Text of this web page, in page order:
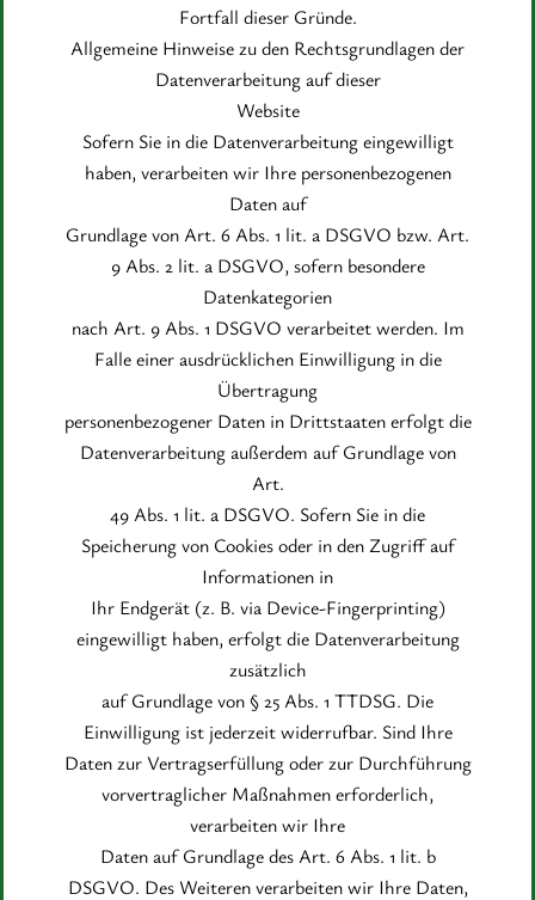
Fortfall dieser Gründe.
Allgemeine Hinweise zu den Rechtsgrundlagen der
Datenverarbeitung auf dieser
Website
Sofern Sie in die Datenverarbeitung eingewilligt
haben, verarbeiten wir Ihre personenbezogenen
Daten auf
Grundlage von Art. 6 Abs. 1 lit. a DSGVO bzw. Art.
9 Abs. 2 lit. a DSGVO, sofern besondere
Datenkategorien
nach Art. 9 Abs. 1 DSGVO verarbeitet werden. Im
Falle einer ausdrücklichen Einwilligung in die
Übertragung
personenbezogener Daten in Drittstaaten erfolgt die
Datenverarbeitung außerdem auf Grundlage von
Art.
49 Abs. 1 lit. a DSGVO. Sofern Sie in die
Speicherung von Cookies oder in den Zugriff auf
Informationen in
Ihr Endgerät (z. B. via Device-Fingerprinting)
eingewilligt haben, erfolgt die Datenverarbeitung
zusätzlich
auf Grundlage von § 25 Abs. 1 TTDSG. Die
Einwilligung ist jederzeit widerrufbar. Sind Ihre
Daten zur Vertragserfüllung oder zur Durchführung
vorvertraglicher Maßnahmen erforderlich,
verarbeiten wir Ihre
Daten auf Grundlage des Art. 6 Abs. 1 lit. b
DSGVO. Des Weiteren verarbeiten wir Ihre Daten,